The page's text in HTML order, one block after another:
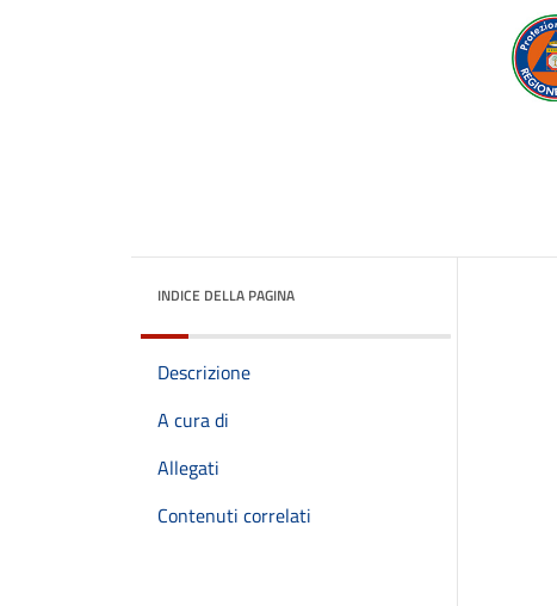
INDICE DELLA PAGINA
Descrizione
A cura di
Allegati
Contenuti correlati